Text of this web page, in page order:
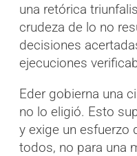
una retórica
crudeza de lo no
decisiones
ejecuciones
Eder gobierna una
no lo eligió. Esto
y exige un esfuerzo
todos, no para una